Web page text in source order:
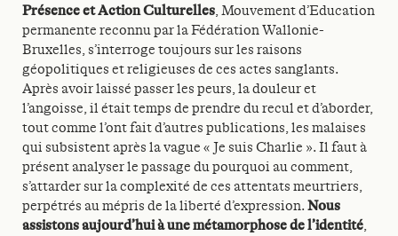
Présence et Action Culturelles, Mouvement d’Education
permanente reconnu par la Fédération Wallonie-
Bruxelles, s’interroge toujours sur les raisons
géopolitiques et religieuses de ces actes sanglants.
Après avoir laissé passer les peurs, la douleur et
l’angoisse, il était temps de prendre du recul et d’aborder,
tout comme l’ont fait d’autres publications, les malaises
qui subsistent après la vague « Je suis Charlie ». Il faut à
présent analyser le passage du pourquoi au comment,
s’attarder sur la complexité de ces attentats meurtriers,
perpétrés au mépris de la liberté d’expression. Nous
assistons aujourd’hui à une métamorphose de l’identité,